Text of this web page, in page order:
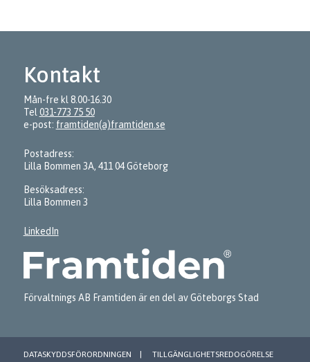
Kontakt
Mån-fre kl 8.00-16.30
Tel 031-773 75 50
e-post: framtiden(a)framtiden.se
Postadress:
Lilla Bommen 3A, 411 04 Göteborg
Besöksadress:
Lilla Bommen 3
LinkedIn
Förvaltnings AB Framtiden är en del av Göteborgs Stad
DATASKYDDSFÖRORDNINGEN TILLGÄNGLIGHETSREDOGÖRELSE